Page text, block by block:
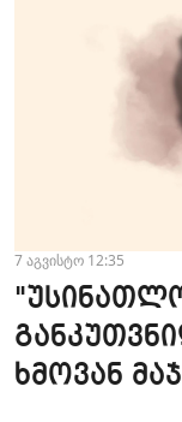
7 აგვისტო 12:35
ხმოვან